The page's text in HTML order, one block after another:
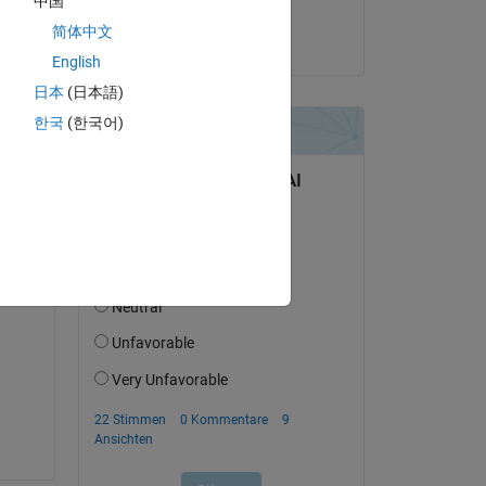
am 26 Jun. 2018
简体中文
English
日本 (日本語)
한국 (한국어)